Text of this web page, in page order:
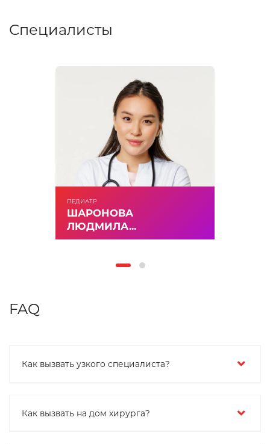
Специалисты
ПЕДИАТР
ШАРОНОВА
ЛЮДМИЛА...
FAQ
Как вызвать узкого специалиста?
Как вызвать на дом хирурга?